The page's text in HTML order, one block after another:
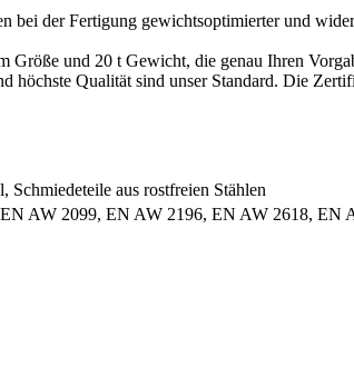
bei der Fertigung gewichtsoptimierter und
und 20 t Gewicht, die genau Ihren
höchste Qualität sind unser Standard. Die
Schmiedeteile aus rostfreien Stählen
AW 2099, EN AW 2196, EN AW 2618, EN